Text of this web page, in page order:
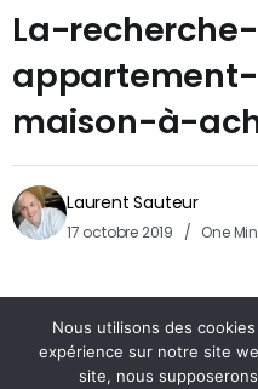
La-
maison-à-
Laurent Sauteur
17 octobre 2019 One
Nous utilisons des
expérience sur notre site
site, nous